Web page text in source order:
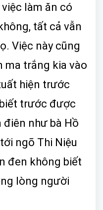
làm ăn có
tất cả vẫn
Việc này cũng
ma trắng kia vào
hiện trước
trước được
điên như bà Hồ
ngõ Thi Niệu
đen không biết
lòng người